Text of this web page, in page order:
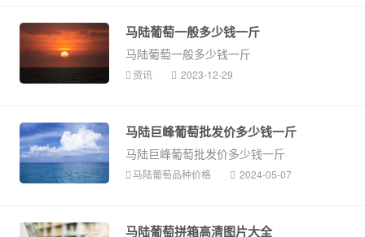
马陆葡萄一般多少钱一斤
马陆葡萄一般多少钱一斤
资讯 2023-12-29
马陆巨峰葡萄批发价多少钱一斤
马陆巨峰葡萄批发价多少钱一斤
马陆葡萄品种价格 2024-05-07
马陆葡萄拼箱高清图片大全